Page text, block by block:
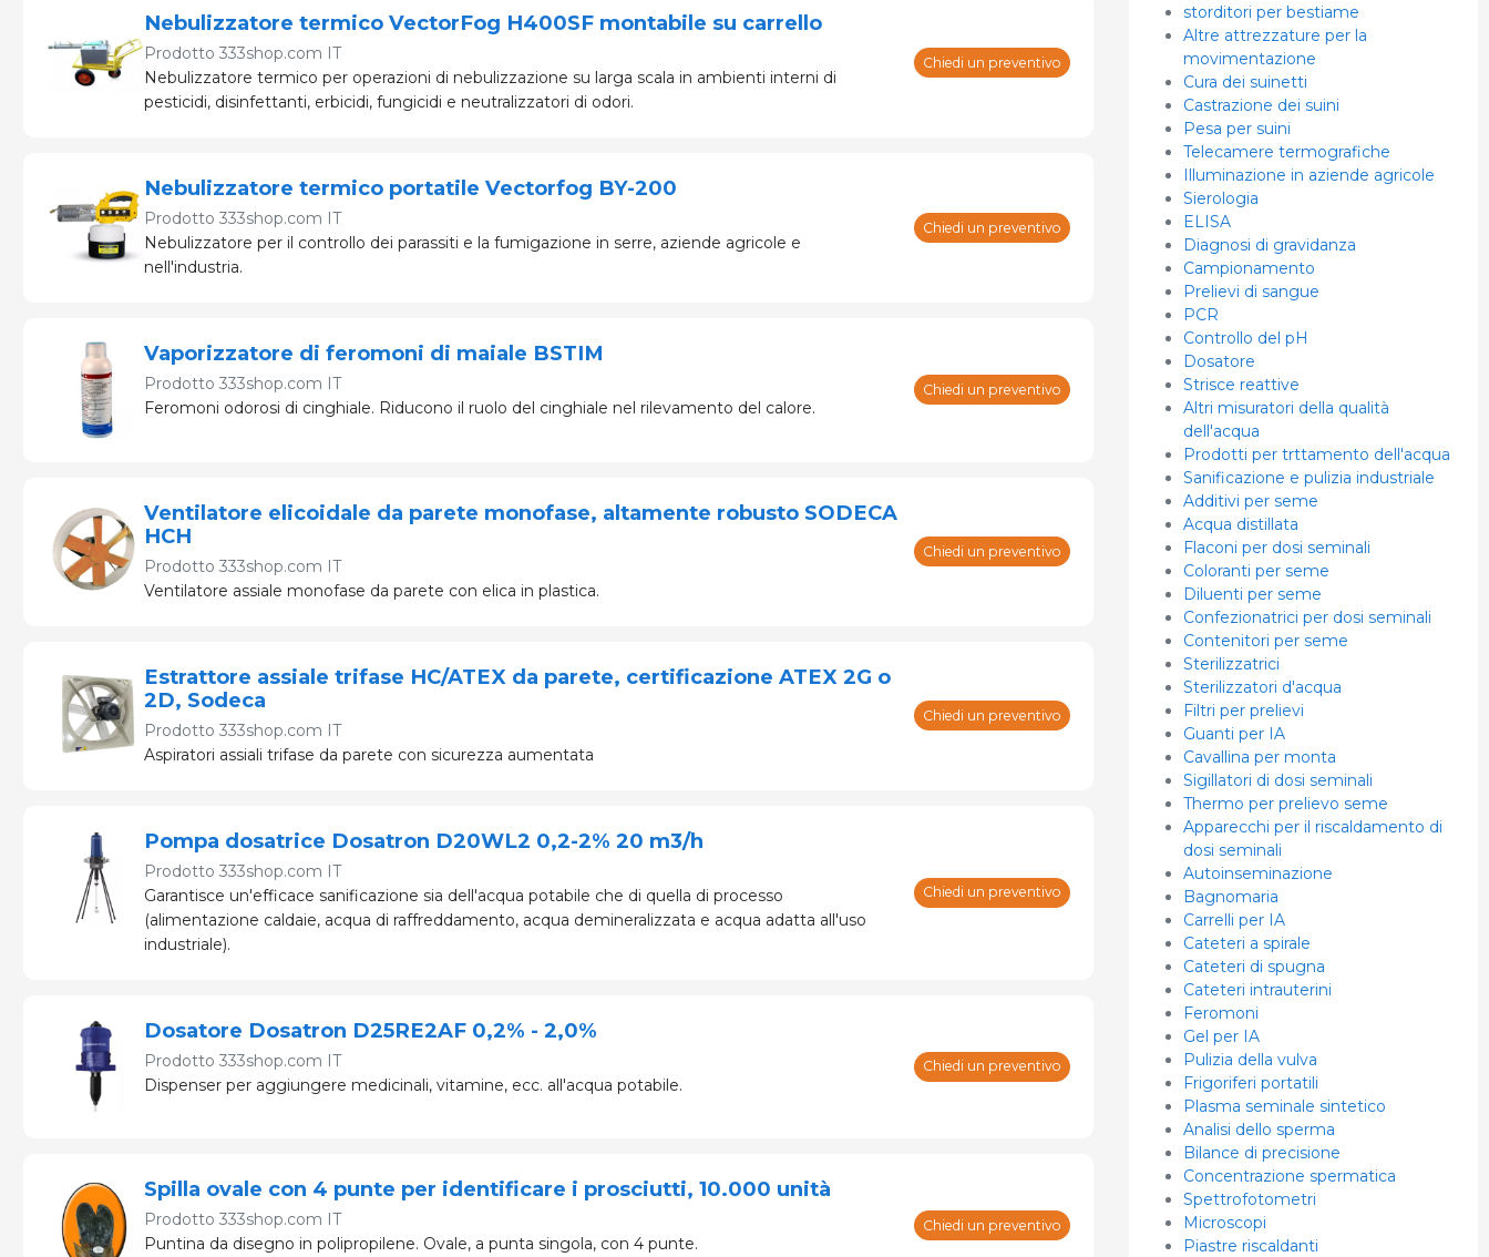
Nebulizzatore termico VectorFog H400SF montabile su carrello
Prodotto 333shop.com IT
Nebulizzatore termico per operazioni di nebulizzazione su larga scala in ambienti interni di
pesticidi, disinfettanti, erbicidi, fungicidi e neutralizzatori di odori.
Chiedi un preventivo
Nebulizzatore termico portatile Vectorfog BY-200
Prodotto 333shop.com IT
Nebulizzatore per il controllo dei parassiti e la fumigazione in serre, aziende agricole e
nell'industria.
Chiedi un preventivo
Vaporizzatore di feromoni di maiale BSTIM
Prodotto 333shop.com IT
Feromoni odorosi di cinghiale. Riducono il ruolo del cinghiale nel rilevamento del calore.
Chiedi un preventivo
Ventilatore elicoidale da parete monofase, altamente robusto SODECA
HCH
Prodotto 333shop.com IT
Ventilatore assiale monofase da parete con elica in plastica.
Chiedi un preventivo
Estrattore assiale trifase HC/ATEX da parete, certificazione ATEX 2G o
2D, Sodeca
Prodotto 333shop.com IT
Aspiratori assiali trifase da parete con sicurezza aumentata
Chiedi un preventivo
Pompa dosatrice Dosatron D20WL2 0,2-2% 20 m3/h
Prodotto 333shop.com IT
Garantisce un'efficace sanificazione sia dell'acqua potabile che di quella di processo
(alimentazione caldaie, acqua di raffreddamento, acqua demineralizzata e acqua adatta all'uso
industriale).
Chiedi un preventivo
Dosatore Dosatron D25RE2AF 0,2% - 2,0%
Prodotto 333shop.com IT
Dispenser per aggiungere medicinali, vitamine, ecc. all'acqua potabile.
Chiedi un preventivo
Spilla ovale con 4 punte per identificare i prosciutti, 10.000 unità
Prodotto 333shop.com IT
Puntina da disegno in polipropilene. Ovale, a punta singola, con 4 punte.
Chiedi un preventivo
storditori per bestiame
Altre attrezzature per la
movimentazione
Cura dei suinetti
Castrazione dei suini
Pesa per suini
Telecamere termografiche
Illuminazione in aziende agricole
Sierologia
ELISA
Diagnosi di gravidanza
Campionamento
Prelievi di sangue
PCR
Controllo del pH
Dosatore
Strisce reattive
Altri misuratori della qualità
dell'acqua
Prodotti per trttamento dell'acqua
Sanificazione e pulizia industriale
Additivi per seme
Acqua distillata
Flaconi per dosi seminali
Coloranti per seme
Diluenti per seme
Confezionatrici per dosi seminali
Contenitori per seme
Sterilizzatrici
Sterilizzatori d'acqua
Filtri per prelievi
Guanti per IA
Cavallina per monta
Sigillatori di dosi seminali
Thermo per prelievo seme
Apparecchi per il riscaldamento di
dosi seminali
Autoinseminazione
Bagnomaria
Carrelli per IA
Cateteri a spirale
Cateteri di spugna
Cateteri intrauterini
Feromoni
Gel per IA
Pulizia della vulva
Frigoriferi portatili
Plasma seminale sintetico
Analisi dello sperma
Bilance di precisione
Concentrazione spermatica
Spettrofotometri
Microscopi
Piastre riscaldanti